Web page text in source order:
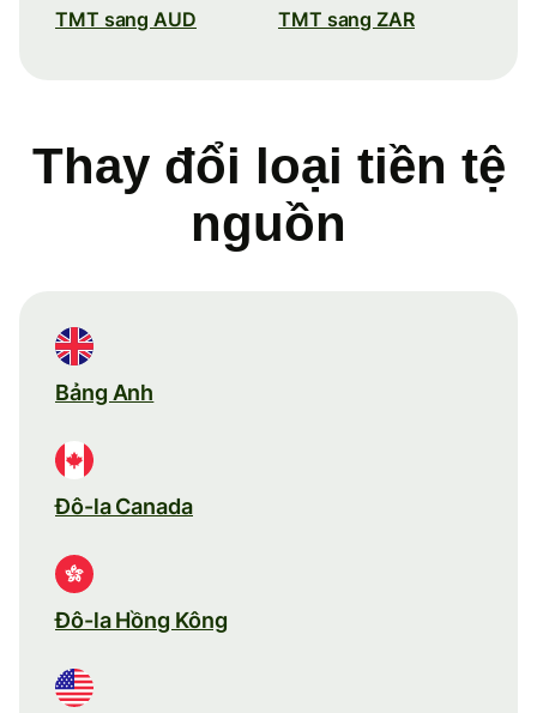
TMT sang AUD TMT sang ZAR
Thay đổi loại tiền tệ
nguồn
Bảng Anh
Đô-la Canada
Đô-la Hồng Kông